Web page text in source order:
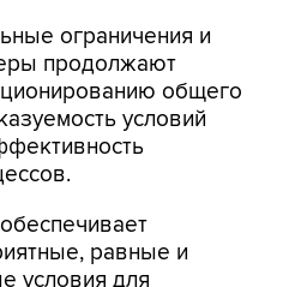
ограничения и
продолжают
общего
условий
равные и
условия для